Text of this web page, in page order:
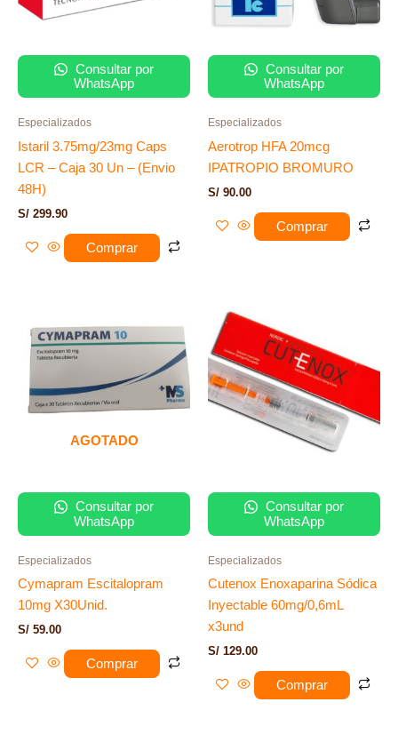
Consultar por
WhatsApp
Especializados
Istaril 3.75mg/23mg Caps
LCR – Caja 30 Un – (Envio
48H)
S/ 299.90
Comprar
Consultar por
WhatsApp
Especializados
Aerotrop HFA 20mcg
IPATROPIO BROMURO
S/ 90.00
Comprar
AGOTADO
Consultar por
WhatsApp
Especializados
Cymapram Escitalopram
10mg X30Unid.
S/ 59.00
Comprar
Consultar por
WhatsApp
Especializados
Cutenox Enoxaparina Sódica
Inyectable 60mg/0,6mL
x3und
S/ 129.00
Comprar